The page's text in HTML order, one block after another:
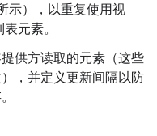
示），以重复使用视
元素。
供方读取的元素（这些
，并定义更新间隔以防